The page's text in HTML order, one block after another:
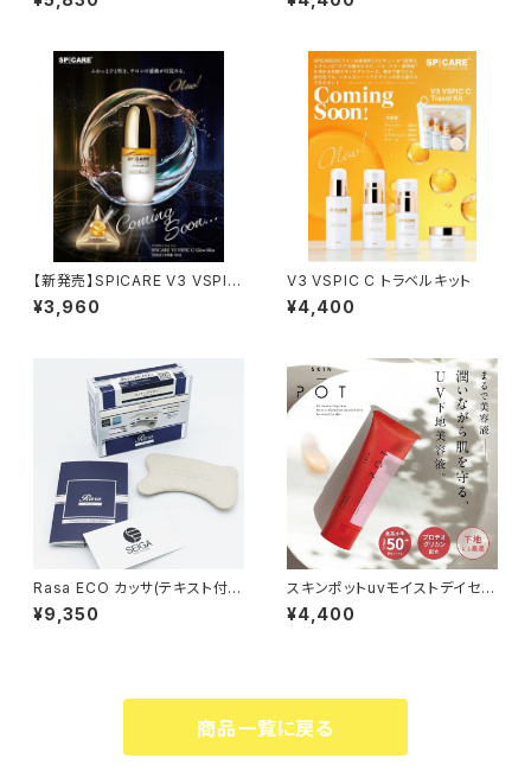
【新発売】SPICARE V3 VSPIC
C グロウミスト〈化粧水ミスト〉5
0mL
¥3,960
V3 VSPIC C トラベルキット
¥4,400
Rasa ECO カッサ(テキスト付)
￥9,350 イヤココ(6×5シート 3
0枚入) ￥8,800
¥9,350
スキンポットuvモイストデイセラ
ム
¥4,400
商品一覧に戻る